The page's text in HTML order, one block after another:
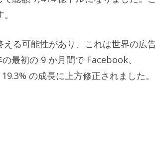
る可能性があり、これは世界の広
最初の 9 か月間で Facebook、
の成長に上方修正されました。